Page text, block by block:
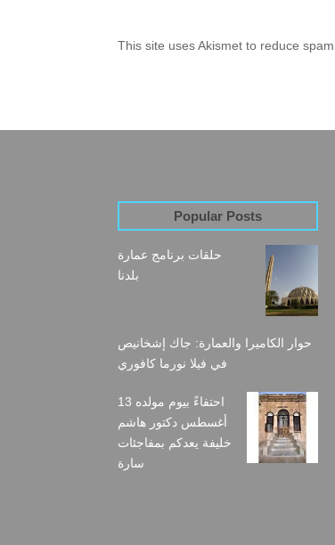
This site uses Akismet to reduce spam.
Popular Posts
حلقات برنامج عمارة
بلدنا
حوار الكاميرا والعمارة: جاك إشخانيص
في فيلا نورما كافوري
احتفاءً بيوم مولده 13
أغسطس دكتور هاشم
خليفة يعدكم بمفاجئات
سارة